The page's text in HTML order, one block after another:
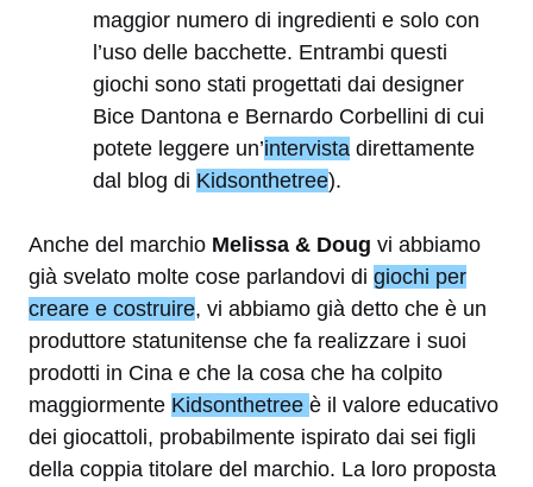
maggior numero di ingredienti e solo con
l’uso delle bacchette. Entrambi questi
giochi sono stati progettati dai designer
Bice Dantona e Bernardo Corbellini di cui
potete leggere un’intervista direttamente
dal blog di Kidsonthetree).
Anche del marchio Melissa & Doug vi abbiamo
già svelato molte cose parlandovi di giochi per
creare e costruire, vi abbiamo già detto che è un
produttore statunitense che fa realizzare i suoi
prodotti in Cina e che la cosa che ha colpito
maggiormente Kidsonthetree è il valore educativo
dei giocattoli, probabilmente ispirato dai sei figli
della coppia titolare del marchio. La loro proposta